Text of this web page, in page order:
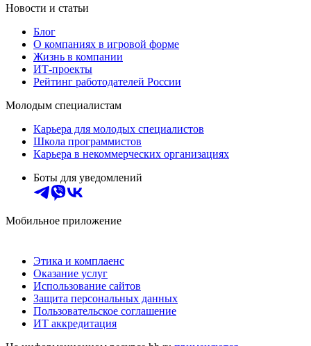
Новости и статьи
Блог
О компаниях в игровой форме
Жизнь в компании
ИТ-проекты
Рейтинг работодателей России
Молодым специалистам
Карьера для молодых специалистов
Школа программистов
Карьера в некоммерческих организациях
Боты для уведомлений
Мобильное приложение
Этика и комплаенс
Оказание услуг
Использование сайтов
Защита персональных данных
Пользовательское соглашение
ИТ аккредитация